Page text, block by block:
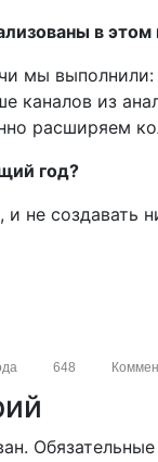
в
мы
каналов из
расширяем
год?
не создавать
648